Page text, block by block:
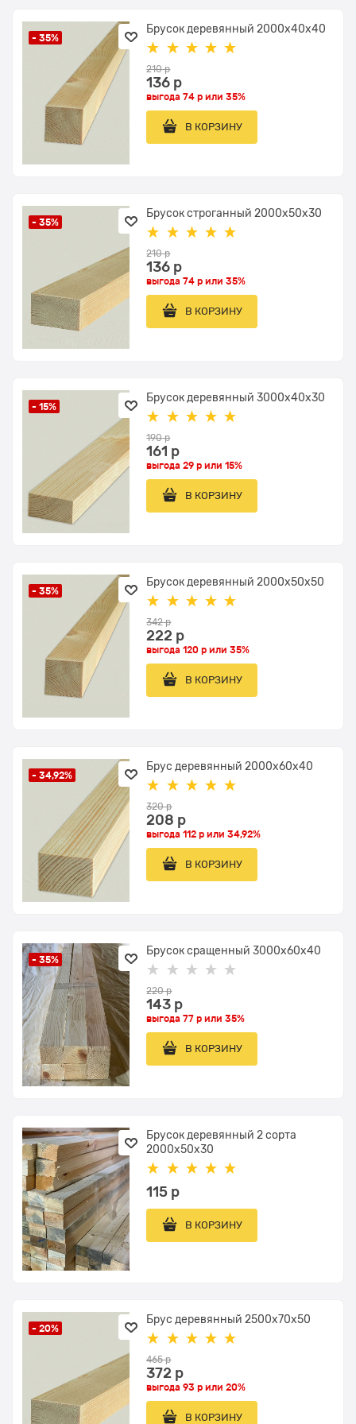
- 35%
Брусок деревянный 2000x40х40
210 р
136 р
выгода74 р или35%
В КОРЗИНУ
- 35%
Брусок строганный 2000x50х30
210 р
136 р
выгода74 р или35%
В КОРЗИНУ
- 15%
Брусок деревянный 3000x40х30
190 р
161 р
выгода29 р или15%
В КОРЗИНУ
- 35%
Брусок деревянный 2000x50х50
342 р
222 р
выгода120 р или35%
В КОРЗИНУ
- 34,92%
Брус деревянный 2000x60х40
320 р
208 р
выгода112 р или34,92%
В КОРЗИНУ
- 35%
Брусок сращенный 3000x60х40
220 р
143 р
выгода77 р или35%
В КОРЗИНУ
Брусок деревянный 2 сорта
2000x50х30
115 р
В КОРЗИНУ
- 20%
Брус деревянный 2500x70х50
465 р
372 р
выгода93 р или20%
В КОРЗИНУ